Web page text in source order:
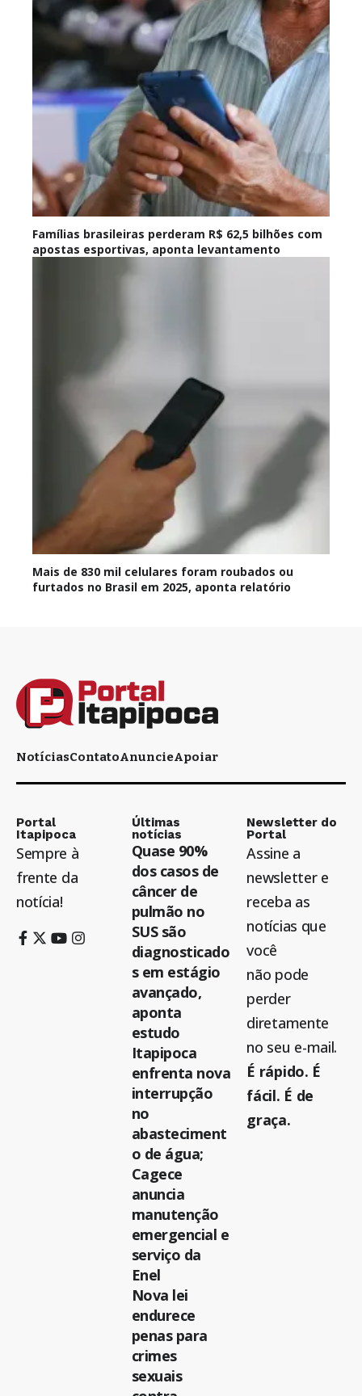
Famílias brasileiras perderam R$ 62,5 bilhões com
apostas esportivas, aponta levantamento
Mais de 830 mil celulares foram roubados ou
furtados no Brasil em 2025, aponta relatório
NotíciasContatoAnuncieApoiar
Portal
Itapipoca
Sempre à
frente da
notícia!
Últimas
notícias
Quase 90%
dos casos de
câncer de
pulmão no
SUS são
diagnosticado
s em estágio
avançado,
aponta
estudo
Itapipoca
enfrenta nova
interrupção
no
abasteciment
o de água;
Cagece
anuncia
manutenção
emergencial e
serviço da
Enel
Nova lei
endurece
penas para
crimes
sexuais
Newsletter do
Portal
Assine a
newsletter e
receba as
notícias que
você
não pode
perder
diretamente
no seu e-mail.
É rápido. É
fácil. É de
graça.